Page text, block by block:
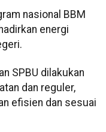
nasional BBM
energi
SPBU dilakukan
dan reguler,
efisien dan sesuai